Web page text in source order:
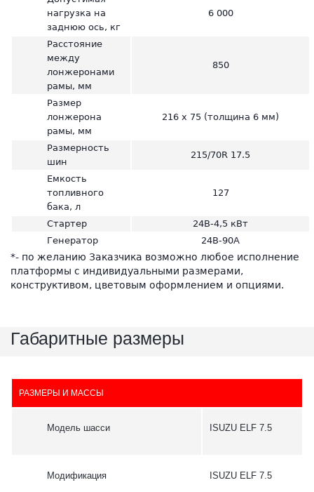
нагрузка на
заднюю ось, кг
6 000
Расстояние
между
лонжеронами
рамы, мм
850
Размер
лонжерона
рамы, мм
216 х 75 (толщина 6 мм)
Размерность
шин
215/70R 17.5
Емкость
топливного
бака, л
127
Стартер
24В-4,5 кВт
Генератор
24В-90А
*- по желанию Заказчика возможно любое исполнение
платформы с индивидуальными размерами,
конструктивом, цветовым оформлением и опциями.
Габаритные размеры
РАЗМЕРЫ И МАССЫ
Модель шасси ISUZU ELF 7.5
Модификация ISUZU ELF 7.5